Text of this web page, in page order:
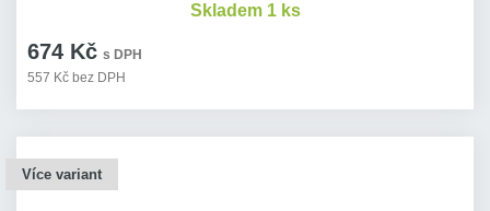
674 Kč s DPH
557 Kč bez DPH
Skladem 1 ks
Více variant